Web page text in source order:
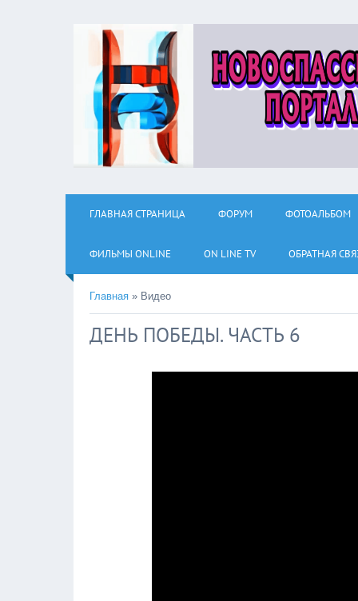
ГЛАВНАЯ СТРАНИЦА ФОРУМ ФОТОАЛЬБОМ
ФИЛЬМЫ ОNLINE ON LINE TV ОБРАТНАЯ
Главная » Видео
ДЕНЬ ПОБЕДЫ. ЧАСТЬ 6